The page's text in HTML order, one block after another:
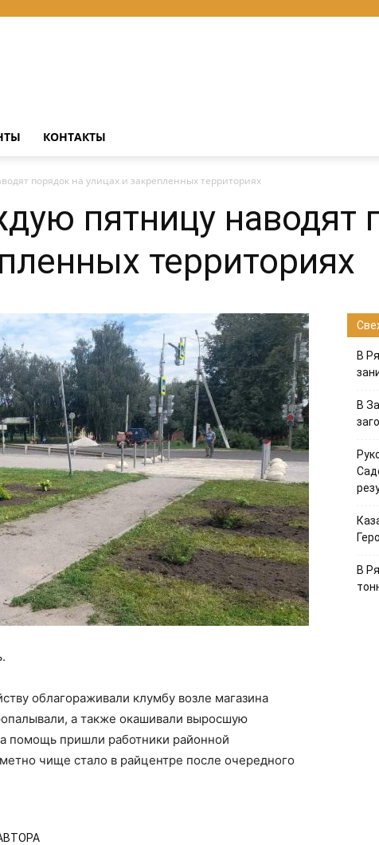
КОНТАКТЫ
порядок на улицах и закрепленных территориях
пятницу наводят
территориях
облагораживали клумбу возле магазина
а также окашивали выросшую
помощь пришли работники районной
чище стало в райцентре после очередного
В
В
В